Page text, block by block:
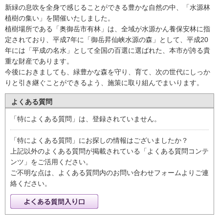
新緑の息吹を全身で感じることができる豊かな自然の中、「水源林
植樹の集い」を開催いたしました。
植樹場所である「奥御岳市有林」は、全域が水源かん養保安林に指
定されており、平成7年に「御岳昇仙峡水源の森」として、平成20
年には「平成の名水」として全国の百選に選ばれた、本市が誇る貴
重な財産であります。
今後におきましても、緑豊かな森を守り、育て、次の世代にしっか
りと引き継ぐことができるよう、施策に取り組んでまいります。
よくある質問
「特によくある質問」は、登録されていません。
「特によくある質問」にお探しの情報はございましたか？
上記以外のよくある質問が掲載されている「よくある質問コンテ
ンツ」をご活用ください。
ご不明な点は、よくある質問内のお問い合わせフォームよりご連
絡ください。